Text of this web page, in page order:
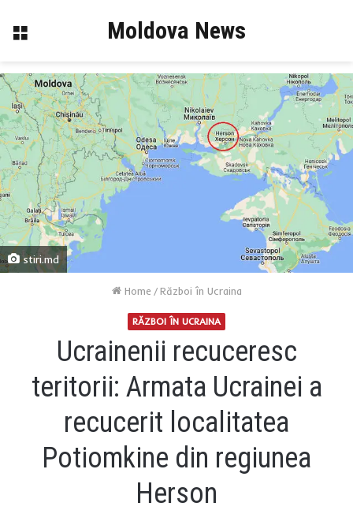
Menu Moldova News
stiri.md
Home / Război în Ucraina
RĂZBOI ÎN UCRAINA
Ucrainenii recuceresc
teritorii: Armata Ucrainei a
recucerit localitatea
Potiomkine din regiunea
Herson